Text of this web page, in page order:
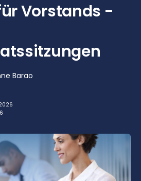
Vorstands -
Barao